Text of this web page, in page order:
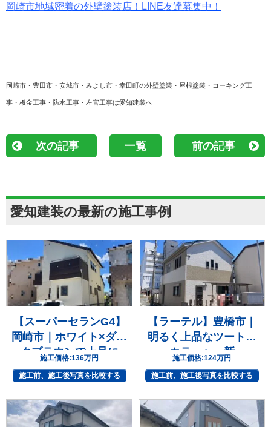
岡崎市地域密着の外壁塗装店！LINE友達募集中！
岡崎市・豊田市・安城市・みよし市・幸田町の外壁塗装・屋根塗装・コーキング工
事・板金工事・防水工事・左官工事は愛知建装へ
次の記事 一覧 前の記事
愛知建装の最新の施工事例
【スーパーセランG4】
岡崎市｜ホワイト×ダー
クブラウンで上品に
施工価格:136万円
施工前、施工後写真を比較する
【ラーテル】豊橋市｜
明るく上品なツートン
カラーへ一新
施工価格:124万円
施工前、施工後写真を比較する